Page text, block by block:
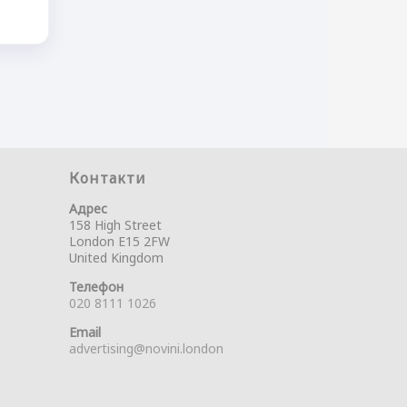
Контакти
Адрес
158 High Street
London E15 2FW
United Kingdom
Телефон
020 8111 1026
Email
advertising@novini.london